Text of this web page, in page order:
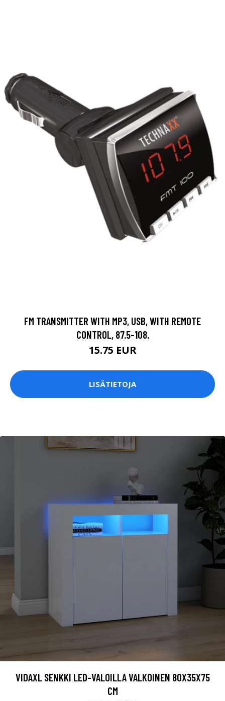
FM TRANSMITTER WITH MP3, USB, WITH REMOTE
CONTROL, 87.5-108.
15.75 EUR
LISÄTIETOJA
VIDAXL SENKKI LED-VALOILLA VALKOINEN 80X35X75
CM